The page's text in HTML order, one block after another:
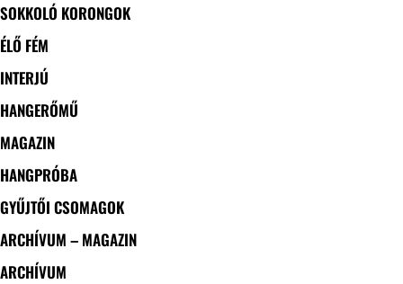
SOKKOLÓ KORONGOK
ÉLŐ FÉM
INTERJÚ
HANGERŐMŰ
MAGAZIN
HANGPRÓBA
GYŰJTŐI CSOMAGOK
ARCHÍVUM – MAGAZIN
ARCHÍVUM